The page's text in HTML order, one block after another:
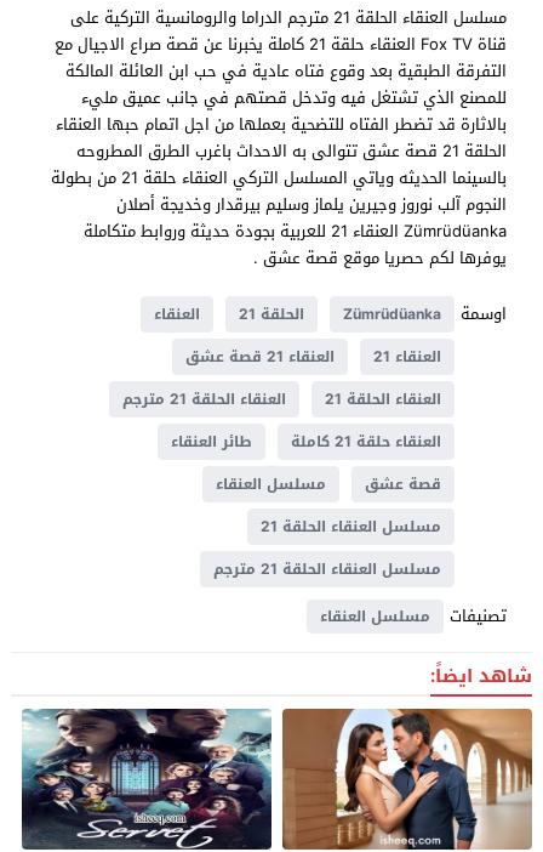
مسلسل العنقاء الحلقة 21 مترجم الدراما والرومانسية التركية على
قناة Fox TV العنقاء حلقة 21 كاملة يخبرنا عن قصة صراع الاجيال مع
التفرقة الطبقية بعد وقوع فتاه عادية في حب ابن العائلة المالكة
للمصنع الذي تشتغل فيه وتدخل قصتهم في جانب عميق مليء
بالاثارة قد تضطر الفتاه للتضحية بعملها من اجل اتمام حبها العنقاء
الحلقة 21 قصة عشق تتوالى به الاحداث باغرب الطرق المطروحه
بالسينما الحديثه وياتي المسلسل التركي العنقاء حلقة 21 من بطولة
النجوم آلب نوروز وجيرين يلماز وسليم بيرقدار وخديجة أصلان
Zümrüdüanka العنقاء 21 للعربية بجودة حديثة وروابط متكاملة
يوفرها لكم حصريا موقع قصة عشق .
اوسمة
Zümrüdüanka الحلقة 21
العنقاء
العنقاء 21
العنقاء 21 قصة عشق
العنقاء الحلقة 21
العنقاء الحلقة 21 مترجم
العنقاء حلقة 21 كاملة
طائر العنقاء
قصة عشق
مسلسل العنقاء
مسلسل العنقاء الحلقة 21
مسلسل العنقاء الحلقة 21 مترجم
تصنيفات مسلسل العنقاء
شاهد ايضاً: